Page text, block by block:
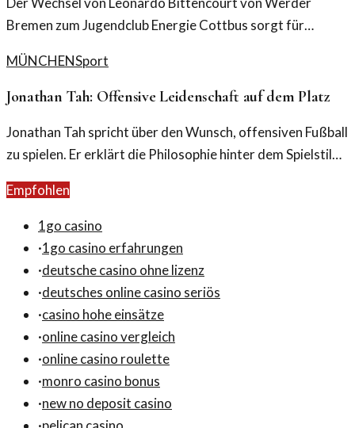
Bremen zum Jugendclub Energie Cottbus sorgt für
Schritt für beide Seiten?
MÜNCHENSport
Jonathan Tah: Offensive Leidenschaft auf dem Platz
Jonathan Tah spricht über den Wunsch, offensiven Fußball
zu spielen. Er erklärt die Philosophie hinter dem Spielstil
Empfohlen
1go casino
·1go casino erfahrungen
·deutsche casino ohne lizenz
·deutsches online casino seriös
·casino hohe einsätze
·online casino vergleich
·online casino roulette
·monro casino bonus
·new no deposit casino